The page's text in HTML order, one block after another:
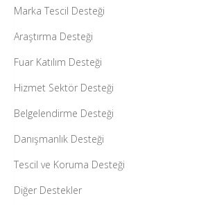
Marka Tescil Desteği
Araştırma Desteği
Fuar Katılım Desteği
Hizmet Sektör Desteği
Belgelendirme Desteği
Danışmanlık Desteği
Tescil ve Koruma Desteği
Diğer Destekler